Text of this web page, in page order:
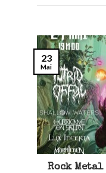
Rock Metal
23
Mai